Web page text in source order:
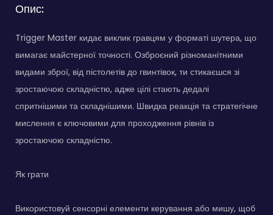
Опис:
Trigger Master кидає виклик гравцям у форматі шутера, що
вимагає майстерної точності. Озброєний різноманітними
видами зброї, від пістолетів до гвинтівок, ти стикаєшся зі
зростаючою складністю, адже цілі стають дедалі
спритнішими та складнішими. Швидка реакція та стратегічне
мислення є ключовими для проходження рівнів із
зростаючою складністю.
Як грати
Використовуй сенсорні елементи керування або мишу, щоб